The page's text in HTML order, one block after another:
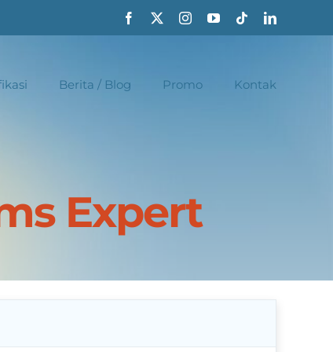
Berita / Blog Promo Kontak
Expert